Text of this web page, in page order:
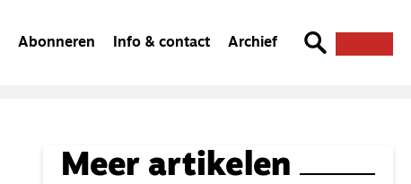
Abonneren Info & contact Archief
Meer artikelen